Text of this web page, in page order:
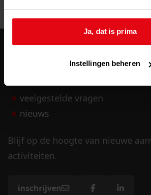
Ja, dat is prima
Instellingen beheren
veelgestelde vragen
nieuws
Blijf op de hoogte van nieuwe
activiteiten.
inschrijven